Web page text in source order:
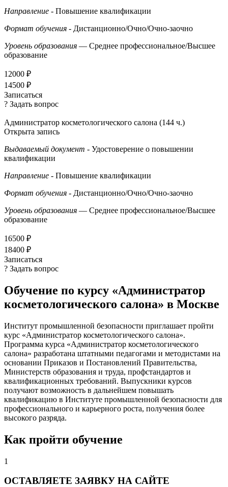
Направление - Повышение квалификации
Формат обучения - Дистанционно/Очно/Очно-заочно
Уровень образования — Среднее профессиональное/Высшее
образование
12000 ₽
14500 ₽
Записаться
? Задать вопрос
Администратор косметологического салона (144 ч.)
Открыта запись
Выдаваемый документ - Удостоверение о повышении
квалификации
Направление - Повышение квалификации
Формат обучения - Дистанционно/Очно/Очно-заочно
Уровень образования — Среднее профессиональное/Высшее
образование
16500 ₽
18400 ₽
Записаться
? Задать вопрос
Обучение по курсу «Администратор
косметологического салона» в Москве
Институт промышленной безопасности приглашает пройти
курс «Администратор косметологического салона».
Программа курса «Администратор косметологического
салона» разработана штатными педагогами и методистами на
основании Приказов и Постановлений Правительства,
Министерств образования и труда, профстандартов и
квалификационных требований. Выпускники курсов
получают возможность в дальнейшем повышать
квалификацию в Институте промышленной безопасности для
профессионального и карьерного роста, получения более
высокого разряда.
Как пройти обучение
1
ОСТАВЛЯЕТЕ ЗАЯВКУ НА САЙТЕ